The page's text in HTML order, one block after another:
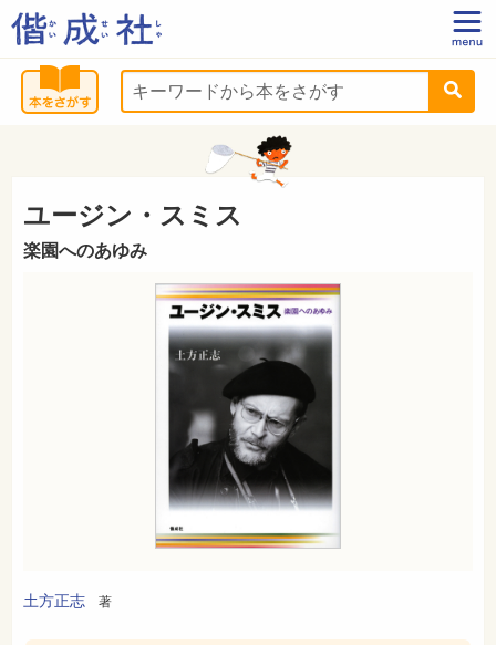
ユージン・スミス
楽園へのあゆみ
土方正志 著